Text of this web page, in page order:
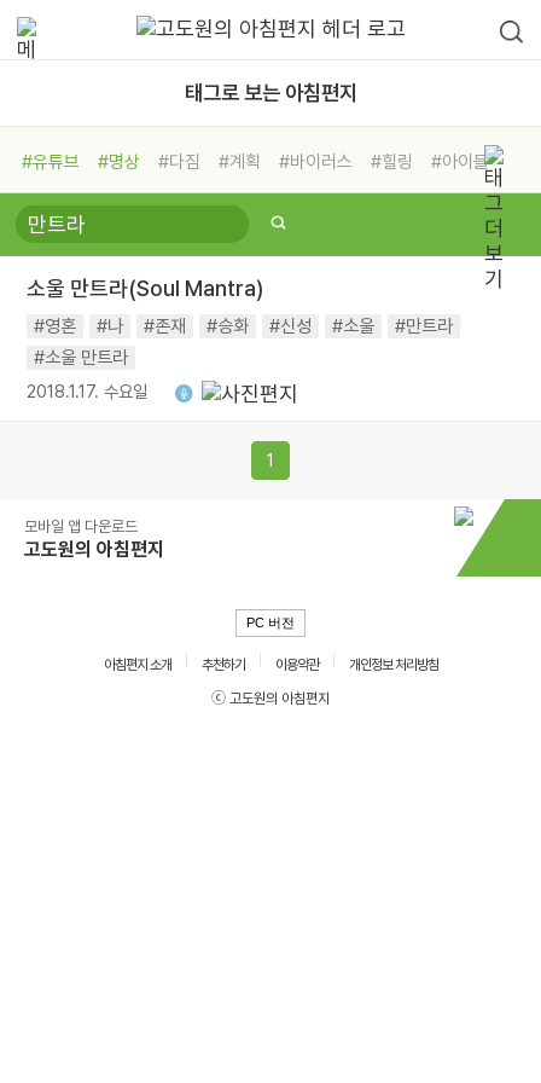
태그로 보는 아침편지
#유튜브 #명상 #다짐 #계획 #바이러스 #힐링
#아이들
#비전캠프
#독서캠프 #삶
#희망
#나눔 #친구 #링컨학교
#독서
#건강 #면역력
소울 만트라(Soul Mantra)
#영혼 #나 #존재 #승화 #신성 #소울
#만트라
#소울 만트라
2018.1.17. 수요일
1
모바일 앱 다운로드
고도원의 아침편지
PC 버전
아침편지 소개 추천하기 이용약관
개인정보 처리방침
ⓒ 고도원의 아침편지